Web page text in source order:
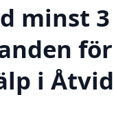
minst 3
för
i